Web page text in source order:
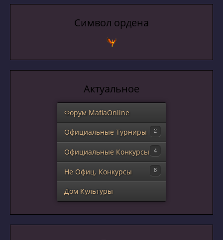
Символ ордена
Актуальное
Форум MafiaOnline
Официальные Турниры
XII ТПК
VII Кубок Вендетты
Официальные Конкурсы
«Молодое поколение»
Конкурс-"Ходилка"
Не Офиц. Конкурсы
Всемафский граммофон
Кроссвордик Онлайн
Дом Культуры